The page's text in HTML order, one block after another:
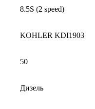
8.5S (2 speed)
KOHLER KDI1903
50
Дизель